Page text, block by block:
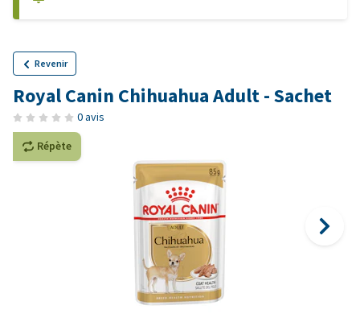
Revenir
Royal Canin Chihuahua Adult - Sachet
0 avis
Répète